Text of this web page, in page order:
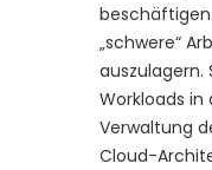
„schwere“
auszulagern.
Workloads in
Verwaltung
Cloud-